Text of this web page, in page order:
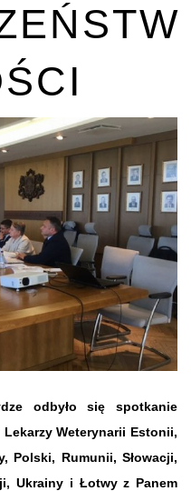
odbyło się spotkanie
Weterynarii Estonii,
Polski, Rumunii, Słowacji,
Ukrainy i Łotwy z Panem